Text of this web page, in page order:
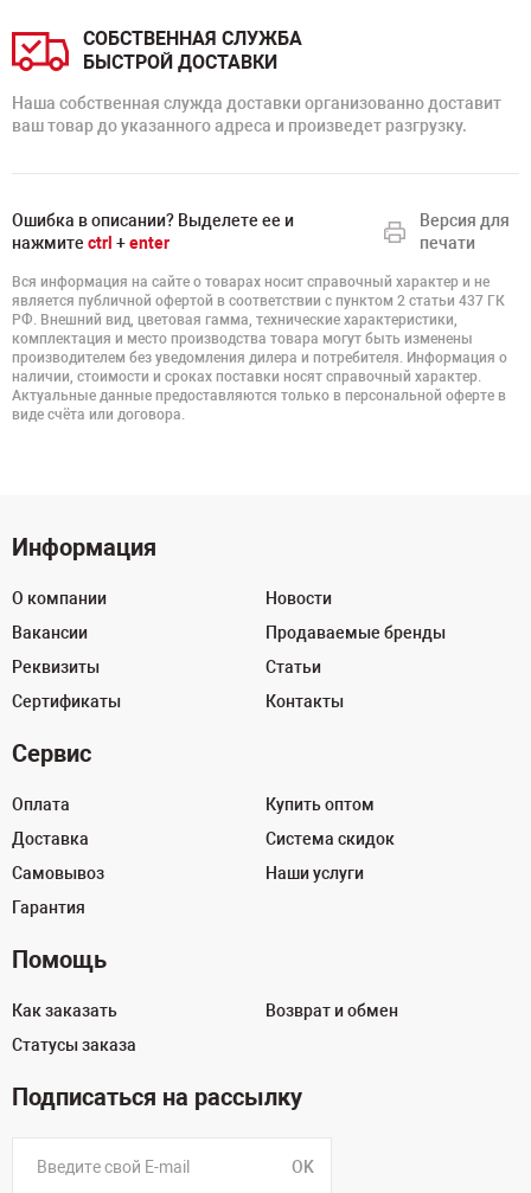
СОБСТВЕННАЯ СЛУЖБА
БЫСТРОЙ ДОСТАВКИ
Наша собственная служда доставки организованно доставит
ваш товар до указанного адреса и произведет разгрузку.
Ошибка в описании? Выделете ее и
нажмите ctrl +enter
Версия для
печати
Вся информация на сайте о товарах носит справочный характер и не
является публичной офертой в соответствии с пунктом 2 статьи 437 ГК
РФ. Внешний вид, цветовая гамма, технические характеристики,
комплектация и место производства товара могут быть изменены
производителем без уведомления дилера и потребителя. Информация о
наличии, стоимости и сроках поставки носят справочный характер.
Актуальные данные предоставляются только в персональной оферте в
виде счёта или договора.
Информация
О компании
Вакансии
Реквизиты
Сертификаты
Новости
Продаваемые бренды
Статьи
Контакты
Сервис
Оплата
Доставка
Самовывоз
Гарантия
Купить оптом
Система скидок
Наши услуги
Помощь
Как заказать
Статусы заказа
Возврат и обмен
Подписаться на рассылку
OK